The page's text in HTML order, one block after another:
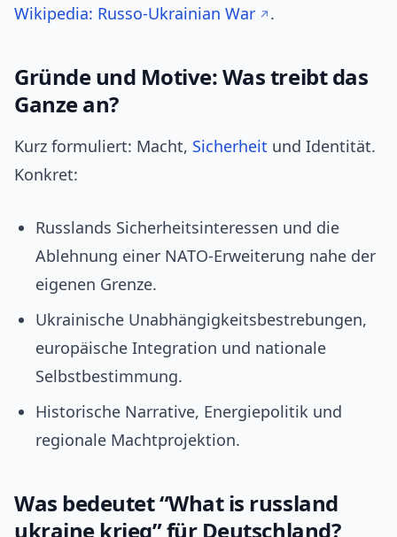
Wikipedia: Russo‑Ukrainian War .
Gründe und Motive: Was treibt das
Ganze an?
Kurz formuliert: Macht, Sicherheit und Identität.
Konkret:
Russlands Sicherheitsinteressen und die
Ablehnung einer NATO‑Erweiterung nahe der
eigenen Grenze.
Ukrainische Unabhängigkeitsbestrebungen,
europäische Integration und nationale
Selbstbestimmung.
Historische Narrative, Energiepolitik und
regionale Machtprojektion.
Was bedeutet “What is russland
ukraine krieg” für Deutschland?